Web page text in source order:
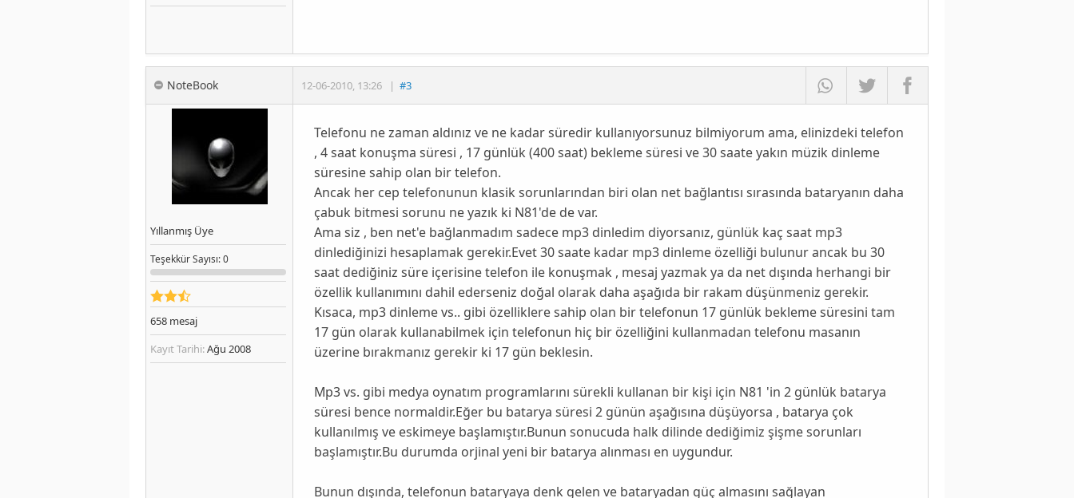
NoteBook 12-06-2010, 13:26 | #3
Yıllanmış Üye
TeşekkürSayısı: 0
658 mesaj
Kayıt Tarihi:Ağu 2008
Telefonu ne zaman aldınız ve ne kadar süredir kullanıyorsunuz bilmiyorum ama, elinizdeki telefon
, 4 saat konuşma süresi , 17 günlük (400 saat) bekleme süresi ve 30 saate yakın müzik dinleme
süresine sahip olan bir telefon.
Ancak her cep telefonunun klasik sorunlarından biri olan net bağlantısı sırasında bataryanın daha
çabuk bitmesi sorunu ne yazık ki N81'de de var.
Ama siz , ben net'e bağlanmadım sadece mp3 dinledim diyorsanız, günlük kaç saat mp3
dinlediğinizi hesaplamak gerekir.Evet 30 saate kadar mp3 dinleme özelliği bulunur ancak bu 30
saat dediğiniz süre içerisine telefon ile konuşmak , mesaj yazmak ya da net dışında herhangi bir
özellik kullanımını dahil ederseniz doğal olarak daha aşağıda bir rakam düşünmeniz gerekir.
Kısaca, mp3 dinleme vs.. gibi özelliklere sahip olan bir telefonun 17 günlük bekleme süresini tam
17 gün olarak kullanabilmek için telefonun hiç bir özelliğini kullanmadan telefonu masanın
üzerine bırakmanız gerekir ki 17 gün beklesin.
Mp3 vs. gibi medya oynatım programlarını sürekli kullanan bir kişi için N81 'in 2 günlük batarya
süresi bence normaldir.Eğer bu batarya süresi 2 günün aşağısına düşüyorsa , batarya çok
kullanılmış ve eskimeye başlamıştır.Bunun sonucuda halk dilinde dediğimiz şişme sorunları
başlamıştır.Bu durumda orjinal yeni bir batarya alınması en uygundur.
Bunun dışında, telefonun bataryaya denk gelen ve bataryadan güç almasını sağlayan